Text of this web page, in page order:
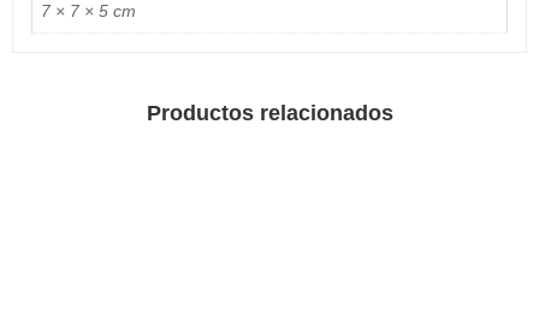
7 × 7 × 5 cm
Productos relacionados